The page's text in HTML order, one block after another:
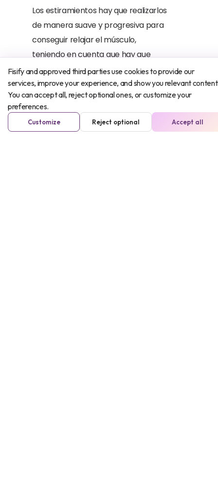
Los estiramientos hay que realizarlos
de manera suave y progresiva para
conseguir relajar el músculo,
teniendo en cuenta que hay que
realizarlos en el rango de no dolor.
Automasajes
Fisify and approved third parties use cookies to provide our
services, improve your experience, and show you relevant
You can accept all, reject optional ones, or customize your
preferences.
Customize Reject optional Accept all